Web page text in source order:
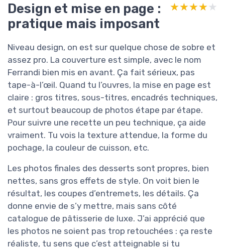
Design et mise en page :
pratique mais imposant
★★★★★
★★★★★
Niveau design, on est sur quelque chose de sobre et
assez pro. La couverture est simple, avec le nom
Ferrandi bien mis en avant. Ça fait sérieux, pas
tape-à-l’œil. Quand tu l’ouvres, la mise en page est
claire : gros titres, sous-titres, encadrés techniques,
et surtout beaucoup de photos étape par étape.
Pour suivre une recette un peu technique, ça aide
vraiment. Tu vois la texture attendue, la forme du
pochage, la couleur de cuisson, etc.
Les photos finales des desserts sont propres, bien
nettes, sans gros effets de style. On voit bien le
résultat, les coupes d’entremets, les détails. Ça
donne envie de s’y mettre, mais sans côté
catalogue de pâtisserie de luxe. J’ai apprécié que
les photos ne soient pas trop retouchées : ça reste
réaliste, tu sens que c’est atteignable si tu